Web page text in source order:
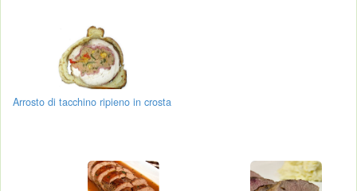
Arrosto di tacchino ripieno in crosta